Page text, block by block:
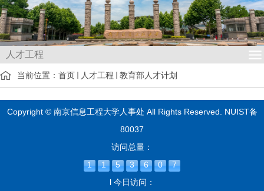
人才工程
当前位置： 首页 人才工程 教育部人才计划
Copyright © 南京信息工程大学人事处 All Rights Reserved.
NUIST备
80037
访问总量：
1
1 5 3 6 0
7
l 今日访问：